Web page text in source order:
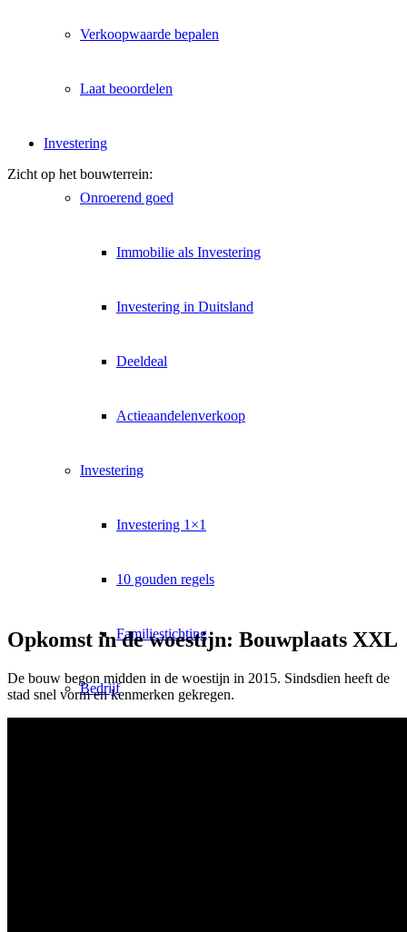
Verkoopwaarde bepalen
Laat beoordelen
Investering
Onroerend goed
Immobilie als Investering
Investering in Duitsland
Deeldeal
Actieaandelenverkoop
Investering
Investering 1×1
10 gouden regels
Familiestichting
Bedrijf
Zicht op het bouwterrein:
Opkomst in de woestijn: Bouwplaats XXL
De bouw begon midden in de woestijn in 2015. Sindsdien heeft de
stad snel vorm en kenmerken gekregen.